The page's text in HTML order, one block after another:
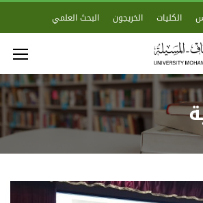
الكليات الخريجون البحث العلمي